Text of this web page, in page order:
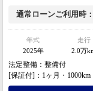
通常ローンご利用時
年式
2025年
走行
2.0万
法定整備：整備付
[保証付]：1ヶ月・1000km